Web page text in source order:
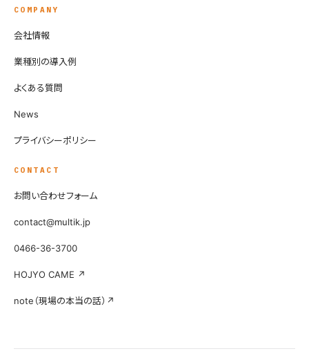
COMPANY
会社情報
業種別の導入例
よくある質問
News
プライバシーポリシー
CONTACT
お問い合わせフォーム
contact@multik.jp
0466-36-3700
HOJYO CAME ↗
note（現場の本当の話）↗